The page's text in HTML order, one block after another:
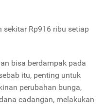
sekitar Rp916 ribu setiap
bisa berdampak pada
itu, penting untuk
perubahan bunga,
cadangan, melakukan